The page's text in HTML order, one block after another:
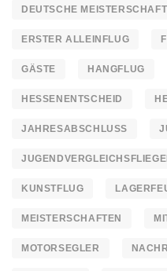
DEUTSCHE MEISTERSCHAFT
ERSTER ALLEINFLUG
GÄSTE HANGFLUG
HESSENENTSCHEID
JAHRESABSCHLUSS
KUNSTFLUG
MEISTERSCHAFTEN
MOTORSEGLER